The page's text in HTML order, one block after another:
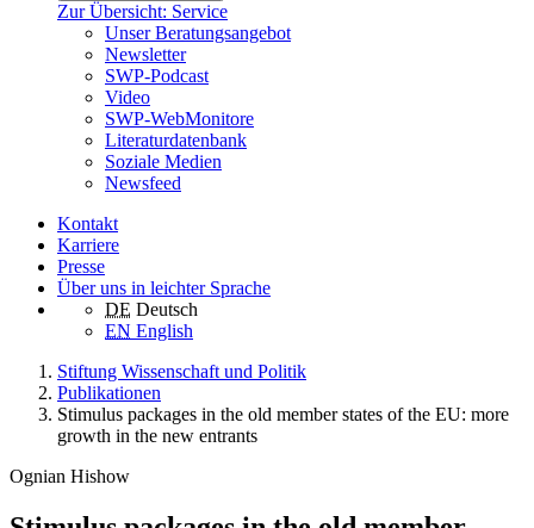
Zur Übersicht: Service
Unser Beratungsangebot
Newsletter
SWP-Podcast
Video
SWP-WebMonitore
Literaturdatenbank
Soziale Medien
Newsfeed
Kontakt
Karriere
Presse
Über uns in leichter Sprache
DE Deutsch
EN English
Stiftung Wissenschaft und Politik
Publikationen
Stimulus packages in the old member states of the EU: more
growth in the new entrants
Ognian Hishow